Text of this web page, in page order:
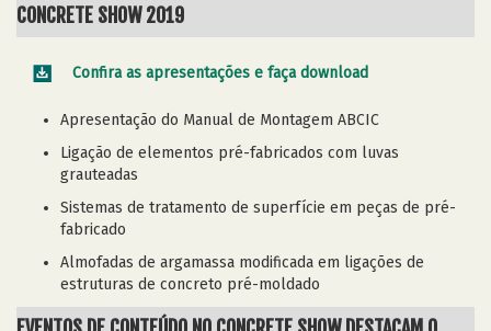
CONCRETE SHOW 2019
Confira as apresentações e faça download
Apresentação do Manual de Montagem ABCIC
Ligação de elementos pré-fabricados com luvas
grauteadas
Sistemas de tratamento de superfície em peças de pré-
fabricado
Almofadas de argamassa modificada em ligações de
estruturas de concreto pré-moldado